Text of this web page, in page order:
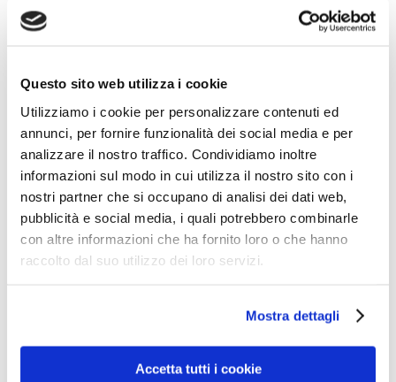
Questo sito web utilizza i cookie
Utilizziamo i cookie per personalizzare contenuti ed
annunci, per fornire funzionalità dei social media e per
analizzare il nostro traffico. Condividiamo inoltre
informazioni sul modo in cui utilizza il nostro sito con i
nostri partner che si occupano di analisi dei dati web,
pubblicità e social media, i quali potrebbero combinarle
con altre informazioni che ha fornito loro o che hanno
raccolto dal suo utilizzo dei loro servizi.
Mostra dettagli
Accetta tutti i cookie
Poszukiwanie
Wspólne oświadczenie zespołu ekspertów na temat
higienicznego osuszania dłoni